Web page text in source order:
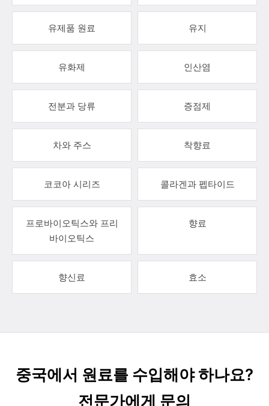
유제품 원료 유지
유화제 인산염
전분과 당류 증점제
차와 주스 착향료
코코아 시리즈 콜라겐과 펩타이드
프로바이오틱스와 프리
바이오틱스
향료
향신료 효소
중국에서 원료를 수입해야 하나요?
전문가에게 문의